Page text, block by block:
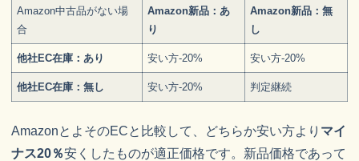
Amazon中古品がない場
合
Amazon新品：あ
り
Amazon新品：無
し
他社EC在庫：あり 安い方-20% 安い方-20%
他社EC在庫：無し 安い方-20% 判定継続
AmazonとよそのECと比較して、どちらか安い方より マイ
ナス20％安くしたものが適正価格です。新品価格であって